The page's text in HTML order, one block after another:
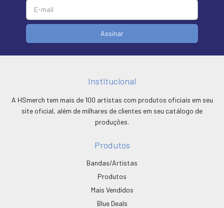
Institucional
A HSmerch tem mais de 100 artistas com produtos oficiais em seu
site oficial, além de milhares de clientes em seu catálogo de
produções.
Produtos
Bandas/Artistas
Produtos
Mais Vendidos
Blue Deals